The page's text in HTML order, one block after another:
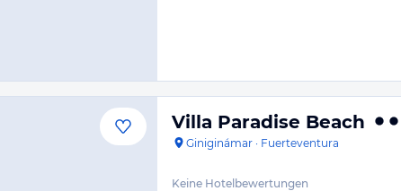
Villa Paradise Beach
Giniginámar · Fuerteventura
Keine Hotelbewertungen